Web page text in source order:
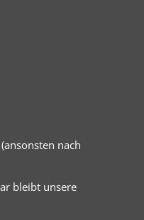
nach
bleibt unsere